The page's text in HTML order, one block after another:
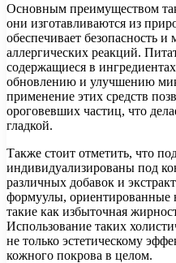
Основным преимуществом
они изготавливаются из
обеспечивает безопасность
аллергических реакций.
содержащиеся в
обновлению и улучшению
применение этих средств
ороговевших частиц, что
гладкой.
Также стоит отметить, что
индивидуализированы под
различных добавок и
формуулы, ориентированные
такие как избыточная
Использование таких
не только эстетическому
кожного покрова в целом.